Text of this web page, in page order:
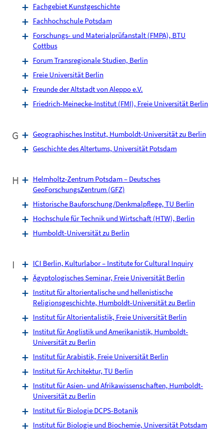
Fachgebiet Kunstgeschichte
Fachhochschule Potsdam
Forschungs- und Materialprüfanstalt (FMPA), BTU
Cottbus
Forum Transregionale Studien, Berlin
Freie Universität Berlin
Freunde der Altstadt von Aleppo e.V.
Friedrich-Meinecke-Institut (FMI), Freie Universität Berlin
G
Geographisches Institut, Humboldt-Universität zu Berlin
Geschichte des Altertums, Universität Potsdam
H
Helmholtz-Zentrum Potsdam – Deutsches
GeoForschungsZentrum (GFZ)
Historische Bauforschung/Denkmalpflege, TU Berlin
Hochschule für Technik und Wirtschaft (HTW), Berlin
Humboldt-Universität zu Berlin
I
ICI Berlin, Kulturlabor – Institute for Cultural Inquiry
Ägyptologisches Seminar, Freie Universität Berlin
Institut für altorientalische und hellenistische
Religionsgeschichte, Humboldt-Universität zu Berlin
Institut für Altorientalistik, Freie Universität Berlin
Institut für Anglistik und Amerikanistik, Humboldt-
Universität zu Berlin
Institut für Arabistik, Freie Universität Berlin
Institut für Architektur, TU Berlin
Institut für Asien- und Afrikawissenschaften, Humboldt-
Universität zu Berlin
Institut für Biologie DCPS-Botanik
Institut für Biologie und Biochemie, Universität Potsdam